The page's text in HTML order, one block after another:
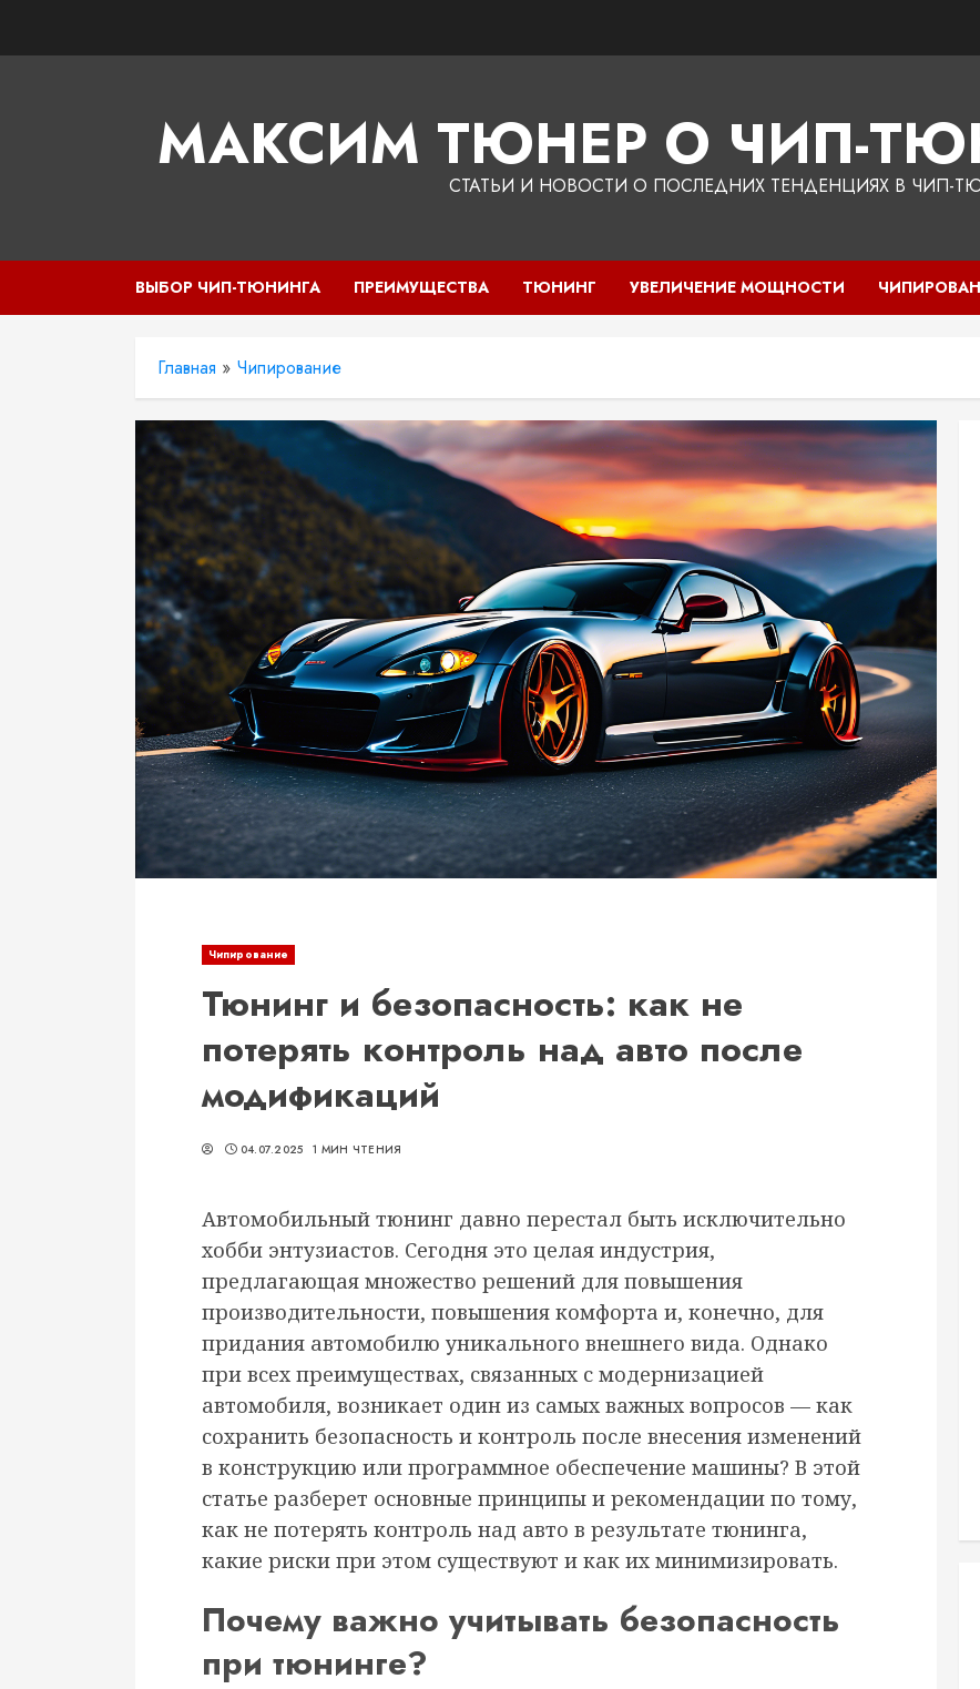
МАКСИМ ТЮНЕР О ЧИП-
СТАТЬИ И НОВОСТИ О ПОСЛЕДНИХ ТЕНДЕНЦИЯХ В ЧИП-
ВЫБОР ЧИП-ТЮНИНГА ПРЕИМУЩЕСТВА ТЮНИНГ УВЕЛИЧЕНИЕ МОЩНОСТИ
Главная » Чипирование
Чипирование
Тюнинг и безопасность: как не
потерять контроль над авто после
модификаций
04.07.2025 1 МИН ЧТЕНИЯ
Автомобильный тюнинг давно перестал быть исключительно
хобби энтузиастов. Сегодня это целая индустрия,
предлагающая множество решений для повышения
производительности, повышения комфорта и, конечно, для
придания автомобилю уникального внешнего вида. Однако
при всех преимуществах, связанных с модернизацией
автомобиля, возникает один из самых важных вопросов — как
сохранить безопасность и контроль после внесения изменений
в конструкцию или программное обеспечение машины? В этой
статье разберет основные принципы и рекомендации по тому,
как не потерять контроль над авто в результате тюнинга,
какие риски при этом существуют и как их минимизировать.
Почему важно учитывать безопасность
при тюнинге?